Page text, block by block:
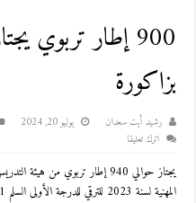
900 إطار تربوي
بزاكورة
رشيد أيت سعدان يوليو 20, 2024
اترك تعليقا
يجتاز حوالي 940 إطار تربوي من
المهنية لسنة 2023 للترقي للدرجة الأولى السلم 11 يومي 24 و25 يوليوز الحالي.